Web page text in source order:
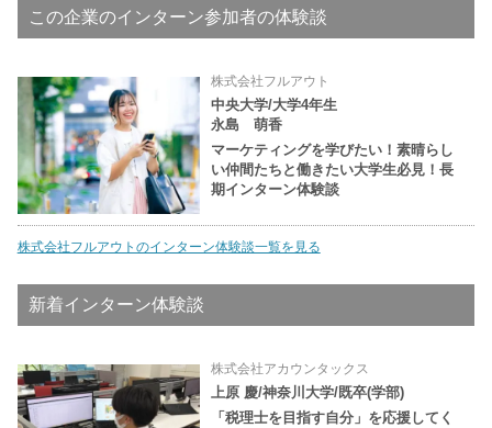
この企業のインターン参加者の体験談
株式会社フルアウト
中央大学/大学4年生
永島 萌香
マーケティングを学びたい！素晴らし
い仲間たちと働きたい大学生必見！長
期インターン体験談
株式会社フルアウトのインターン体験談一覧を見る
新着インターン体験談
株式会社アカウンタックス
上原 慶/神奈川大学/既卒(学部)
「税理士を目指す自分」を応援してく